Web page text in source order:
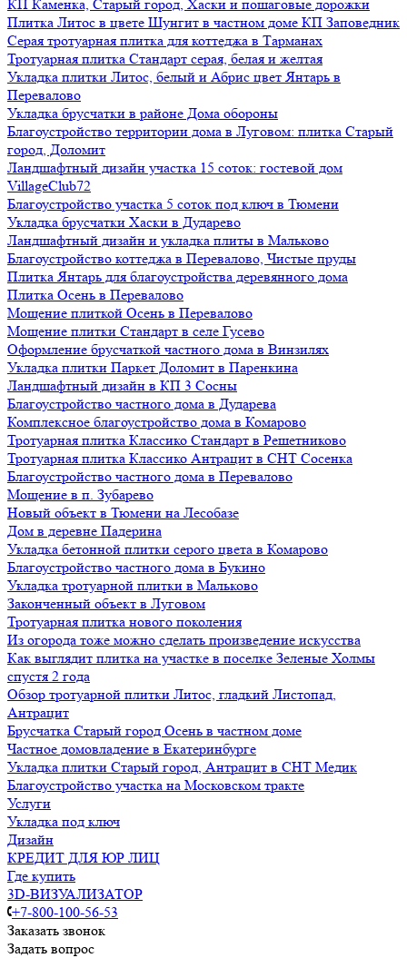
КП Каменка, Старый город, Хаски и пошаговые дорожки
Плитка Литос в цвете Шунгит в частном доме КП Заповедник
Серая тротуарная плитка для коттеджа в Тарманах
Тротуарная плитка Стандарт серая, белая и желтая
Укладка плитки Литос, белый и Абрис цвет Янтарь в
Перевалово
Укладка брусчатки в районе Дома обороны
Благоустройство территории дома в Луговом: плитка Старый
город, Доломит
Ландшафтный дизайн участка 15 соток: гостевой дом
VillageClub72
Благоустройство участка 5 соток под ключ в Тюмени
Укладка брусчатки Хаски в Дударево
Ландшафтный дизайн и укладка плиты в Мальково
Благоустройство коттеджа в Перевалово, Чистые пруды
Плитка Янтарь для благоустройства деревянного дома
Плитка Осень в Перевалово
Мощение плиткой Осень в Перевалово
Мощение плитки Стандарт в селе Гусево
Оформление брусчаткой частного дома в Винзилях
Укладка плитки Паркет Доломит в Паренкина
Ландшафтный дизайн в КП 3 Сосны
Благоустройство частного дома в Дударева
Комплексное благоустройство дома в Комарово
Тротуарная плитка Классико Стандарт в Решетниково
Тротуарная плитка Классико Антрацит в СНТ Сосенка
Благоустройство частного дома в Перевалово
Мощение в п. Зубарево
Новый объект в Тюмени на Лесобазе
Дом в деревне Падерина
Укладка бетонной плитки серого цвета в Комарово
Благоустройство частного дома в Букино
Укладка тротуарной плитки в Мальково
Законченный объект в Луговом
Тротуарная плитка нового поколения
Из огорода тоже можно сделать произведение искусства
Как выглядит плитка на участке в поселке Зеленые Холмы
спустя 2 года
Обзор тротуарной плитки Литос, гладкий Листопад,
Антрацит
Брусчатка Старый город Осень в частном доме
Частное домовладение в Екатеринбурге
Укладка плитки Старый город, Антрацит в СНТ Медик
Благоустройство участка на Московском тракте
Услуги
Укладка под ключ
Дизайн
КРЕДИТ ДЛЯ ЮР ЛИЦ
Где купить
3D-ВИЗУАЛИЗАТОР
+7-800-100-56-53
Заказать звонок
Задать вопрос